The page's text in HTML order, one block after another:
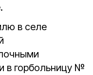
в селе
в горбольницу №